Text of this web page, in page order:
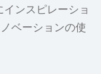
ンスピレーショ
ベーションの使